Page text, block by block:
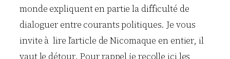
monde expliquent en partie la difficulté de
dialoguer entre courants politiques. Je vous
invite à lire l’article de Nicomaque en entier, il
vaut le détour. Pour rappel je recolle ici les